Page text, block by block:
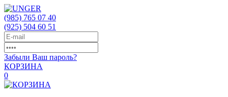
(985) 765 07 40
(925) 504 60 51
Забыли Ваш пароль?
КОРЗИНА
0